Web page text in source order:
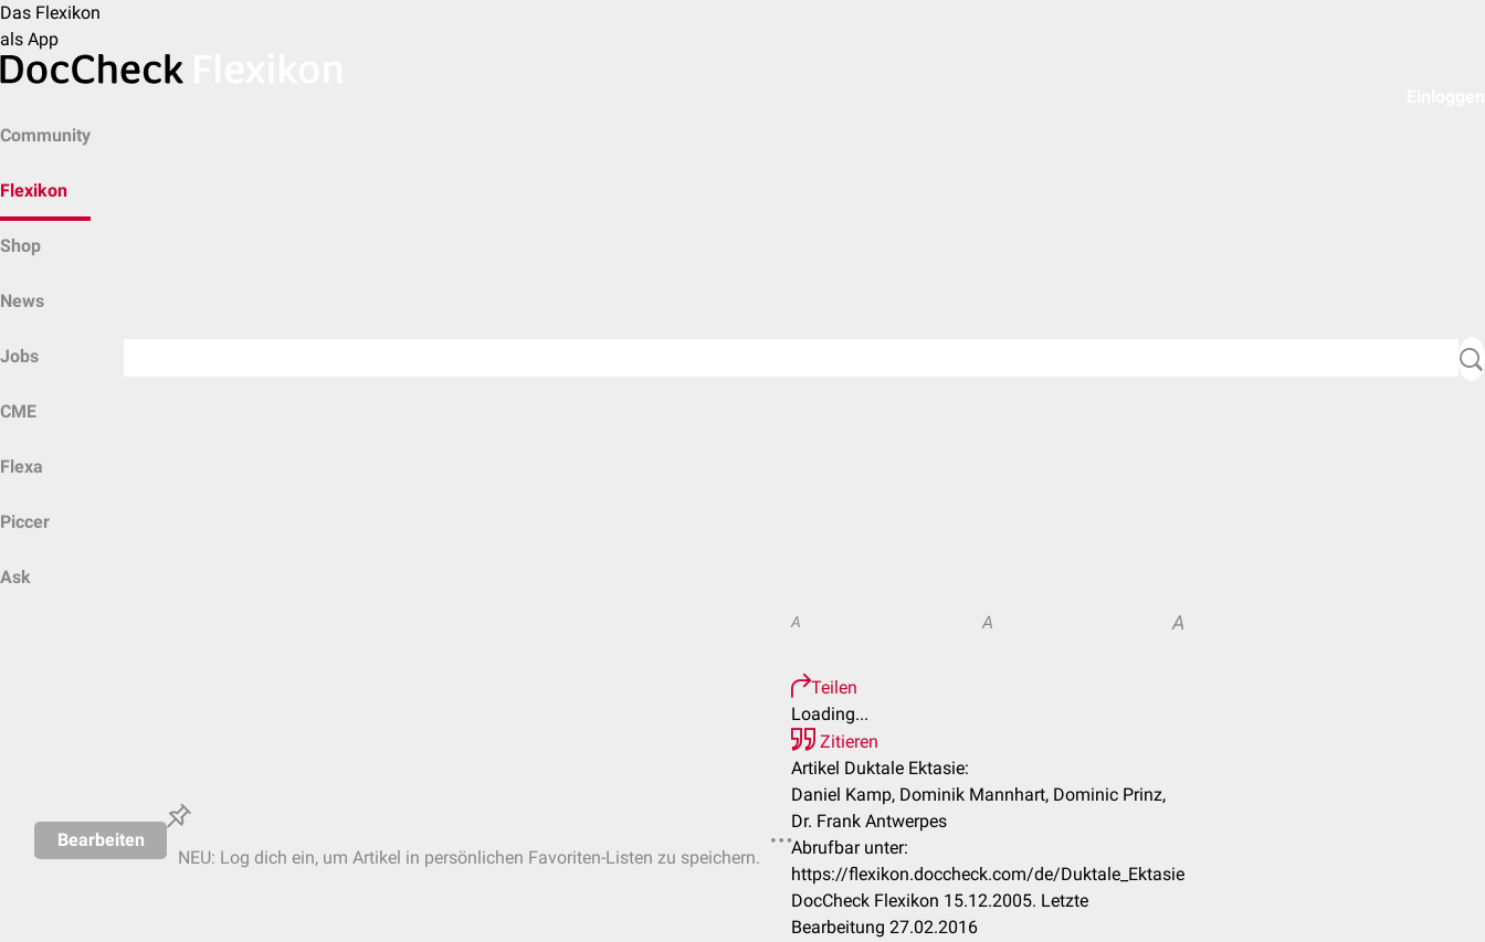
Das Flexikon
als App
Community
Flexikon
Shop
News
Jobs
CME
Flexa
Piccer
Ask
Bearbeiten
NEU: Log dich ein, um Artikel in persönlichen Favoriten-Listen zu speichern.
A A A
Teilen
Loading...
Zitieren
Artikel Duktale Ektasie:
Daniel Kamp, Dominik Mannhart, Dominic Prinz,
Dr. Frank Antwerpes
Abrufbar unter:
https://flexikon.doccheck.com/de/Duktale_Ektasie
DocCheck Flexikon 15.12.2005. Letzte
Bearbeitung 27.02.2016